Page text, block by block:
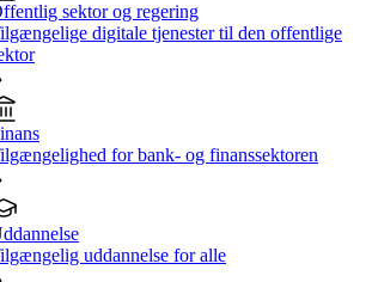
sektor og regering
digitale tjenester til den offentlige
for bank- og finanssektoren
uddannelse for alle